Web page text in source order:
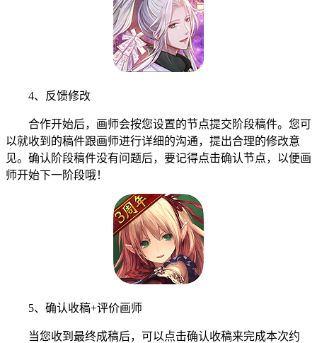
4、反馈修改
合作开始后，画师会按您设置的节点提交阶段稿件。您可
以就收到的稿件跟画师进行详细的沟通，提出合理的修改意
见。确认阶段稿件没有问题后，要记得点击确认节点，以便画
师开始下一阶段哦！
5、确认收稿+评价画师
当您收到最终成稿后，可以点击确认收稿来完成本次约